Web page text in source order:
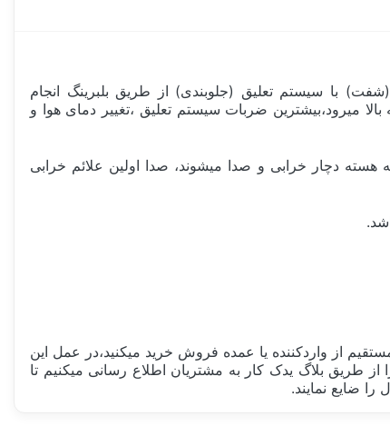
با سیستم تعلیق (جلوبندی) از طریق بلبرینگ انجام
ها در خودرو عمل کاهش اصطکاک و نگه داشتن دو سطح درگیر را انجام میدهند،دمای بلبرینگ در حال کار تا 100 درجه بالا میرود،بیشترین ضربات سیستم تعلیق ،تغییر دمای هوا و
اما گاها بدلیل ضربات شدید، نفوذ آب به هسته دچار خرابی و صدا میشوند، صدا اولین علائم خرابی
از واردکننده یا عمده فروش خرید میکنید،در عمل این
مشابه را از طریق بلاگ یدک کار به مشتریان اطلاع رسانی میکنیم تا
ضایع نمایند.